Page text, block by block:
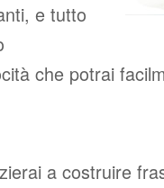
e tutto
che potrai
a costruire